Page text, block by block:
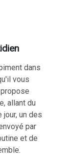
dans
vous
allant du
jour, un des
par
et de